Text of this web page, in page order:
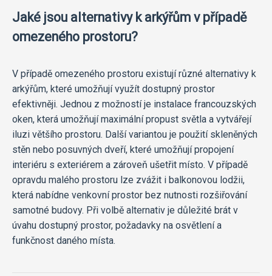
Jaké jsou alternativy k arkýřům v případě
omezeného prostoru?
V případě omezeného prostoru existují různé alternativy k
arkýřům, které umožňují využít dostupný prostor
efektivněji. Jednou z možností je instalace francouzských
oken, která umožňují maximální propust světla a vytvářejí
iluzi většího prostoru. Další variantou je použití skleněných
stěn nebo posuvných dveří, které umožňují propojení
interiéru s exteriérem a zároveň ušetřit místo. V případě
opravdu malého prostoru lze zvážit i balkonovou lodžii,
která nabídne venkovní prostor bez nutnosti rozšiřování
samotné budovy. Při volbě alternativ je důležité brát v
úvahu dostupný prostor, požadavky na osvětlení a
funkčnost daného místa.